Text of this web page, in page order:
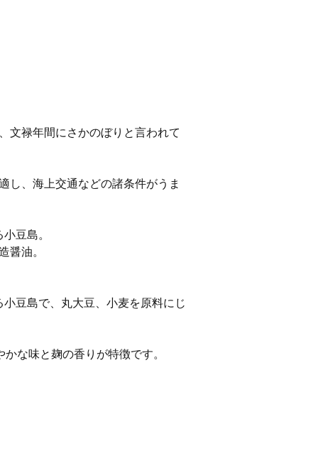
文禄年間にさかのぼりと言われて
し、海上交通などの諸条件がうま
小豆島。
醤油。
豆島で、丸大豆、小麦を原料にじ
な味と麹の香りが特徴です。